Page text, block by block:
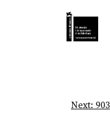
Next: 903